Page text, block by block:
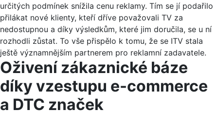
určitých podmínek snížila cenu reklamy. Tím se jí podařilo
přilákat nové klienty, kteří dříve považovali TV za
nedostupnou a díky výsledkům, které jim doručila, se u ní
rozhodli zůstat. To vše přispělo k tomu, že se ITV stala
ještě významnějším partnerem pro reklamní zadavatele.
Oživení zákaznické báze
díky vzestupu e-commerce
a DTC značek